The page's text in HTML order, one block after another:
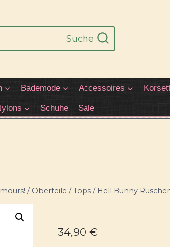
Suche
Bademode Accessoires
Schuhe Sale
/ Oberteile / Tops / Hell Bunny
34,90 €